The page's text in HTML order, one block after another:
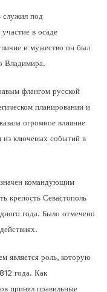
служил под
в осаде
и мужество он был
Владимира.
флангом русской
планировании и
огромное влияние
из ключевых событий в
командующим
крепость Севастополь
года. Было отмечено
является роль, которую
года. Как
принял правильные